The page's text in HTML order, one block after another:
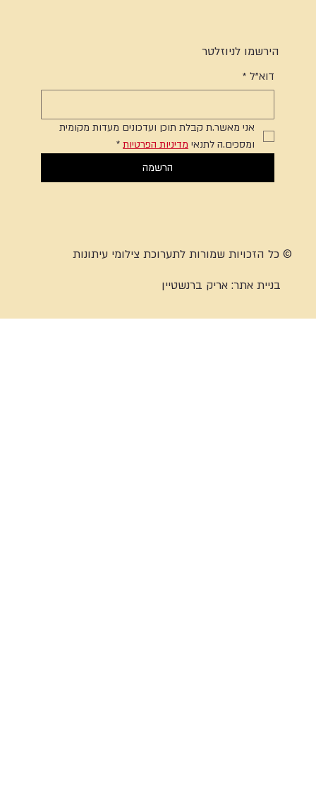
הירשמו לניוזלטר
דוא"ל *
אני מאשר.ת קבלת תוכן ועדכונים מעדות מקומית
ומסכים.ה לתנאי מדיניות הפרטיות *
הרשמה
© כל הזכויות שמורות לתערוכת צילומי עיתונות
בניית אתר:אריק ברנשטיין